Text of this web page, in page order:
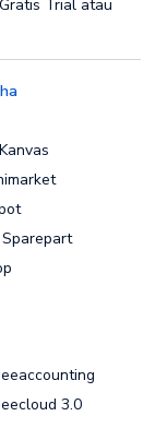
Trial atau
3.0